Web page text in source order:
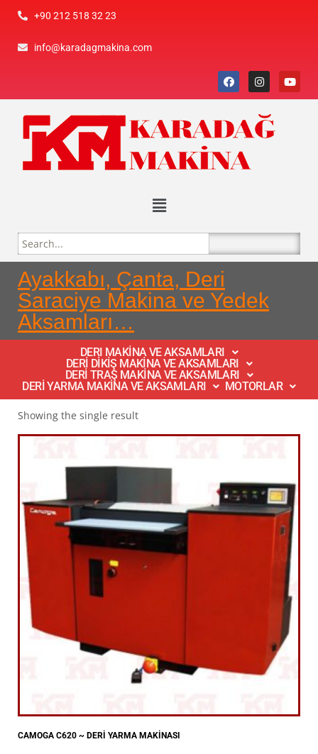
+90 212 518 32 23
info@karadagmakina.com
Ayakkabı, Çanta, Deri
Saraciye Makina ve Yedek
Aksamları…
DERI MAKİNA VE AKSAMLARI
DERİ DİKİŞ MAKİNA VE AKSAMLARI
DERİ TRAŞ MAKİNA VE AKSAMLARI
DERİ YARMA MAKİNA VE AKSAMLARI
MOTORLAR
Showing the single result
CAMOGA C620 ~ DERİ YARMA MAKİNASI